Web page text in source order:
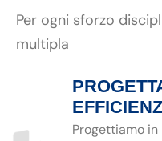
Per ogni sforzo
multipla
Progettiamo